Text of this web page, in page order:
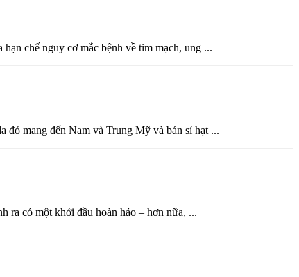
chế nguy cơ mắc bệnh về tim mạch, ung ...
đỏ mang đến Nam và Trung Mỹ và bán sỉ hạt ...
ra có một khởi đầu hoàn hảo – hơn nữa, ...